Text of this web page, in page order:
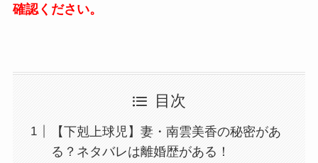
確認ください。
目次
【下剋上球児】妻・南雲美香の秘密があ
る？ネタバレは離婚歴がある！